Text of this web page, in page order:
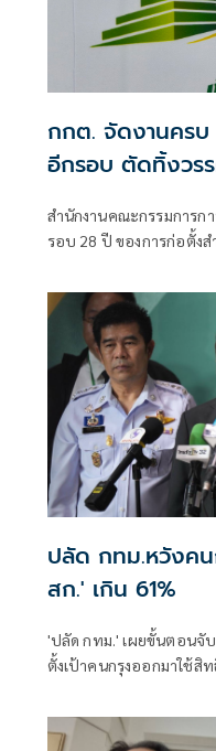
กกต. จัดงานครบ
อีกรอบ ตัดทิ้งวร
สำนักงานคณะกรรมการก
รอบ 28 ปี ของการก่อตั้งสำนักงาน ที่จะมีพิธีตั้ง
ประธานในพิธีกิจกรรมวัน
ปลัด กทม.หวังคน
สก.' เกิน 61%
'ปลัด กทม.' เผยขั้นตอนจั
ตั้งเป้าคนกรุงออกมาใช้สิ